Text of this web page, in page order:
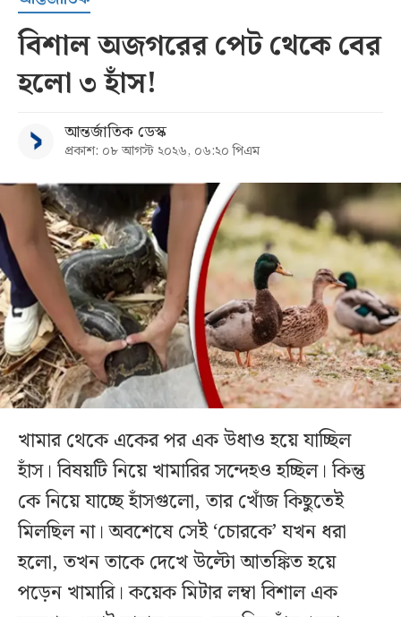
বিশাল অজগরের পেট থেকে বের
হলো ৩ হাঁস!
আন্তর্জাতিক ডেস্ক
প্রকাশ: ০৮ আগস্ট ২০২৬, ০৬:২০ পিএম
খামার থেকে একের পর এক উধাও হয়ে যাচ্ছিল
হাঁস। বিষয়টি নিয়ে খামারির সন্দেহও হচ্ছিল। কিন্তু
কে নিয়ে যাচ্ছে হাঁসগুলো, তার খোঁজ কিছুতেই
মিলছিল না। অবশেষে সেই ‘চোরকে’ যখন ধরা
হলো, তখন তাকে দেখে উল্টো আতঙ্কিত হয়ে
পড়েন খামারি। কয়েক মিটার লম্বা বিশাল এক